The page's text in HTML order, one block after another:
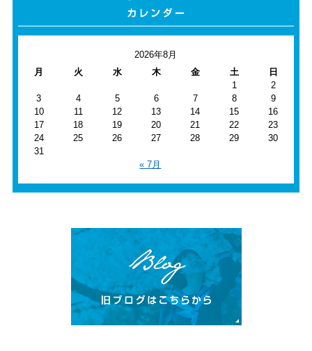
2026年8月
月
火 水 木 金 土
日
1
2
3
4 5 6 7 8
9
10
11 12 13 14 15
16
17
18 19 20 21 22
23
24
25 26 27 28 29
30
31
« 7月